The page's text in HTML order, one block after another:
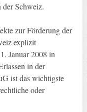
Schweiz.
zur Förderung der
explizit
Januar 2008 in
in der
ist das wichtigste
oder